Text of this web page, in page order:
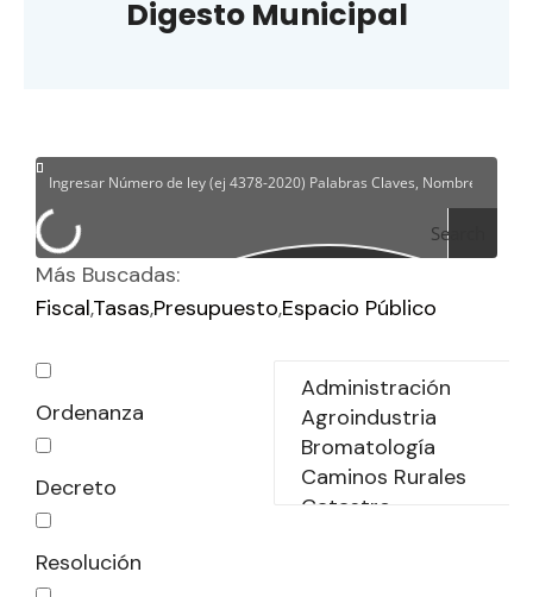
Digesto Municipal
Search
Más Buscadas:
FiscalTasas Presupuesto Espacio Público
Ordenanza
Decreto
Resolución